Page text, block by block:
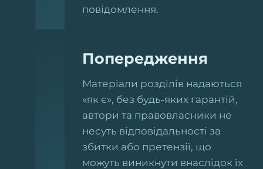
повідомлення.
Попередження
Матеріали розділів надаються
«як є», без будь‑яких гарантій,
автори та правовласники не
несуть відповідальності за
збитки або претензії, що
можуть виникнути внаслідок їх